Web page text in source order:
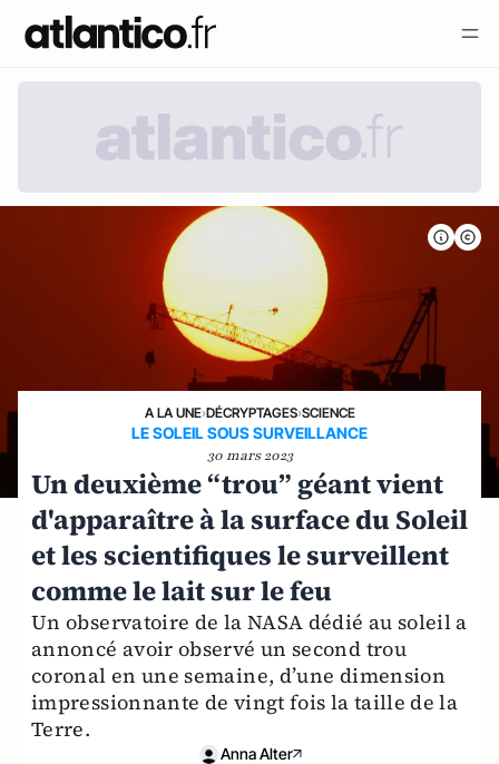
A LA UNE›DÉCRYPTAGES›SCIENCE
LE SOLEIL SOUS SURVEILLANCE
30 mars 2023
Un deuxième “trou” géant vient
d'apparaître à la surface du Soleil
et les scientifiques le surveillent
comme le lait sur le feu
Un observatoire de la NASA dédié au soleil a
annoncé avoir observé un second trou
coronal en une semaine, d’une dimension
impressionnante de vingt fois la taille de la
Terre.
Anna Alter